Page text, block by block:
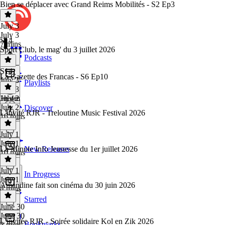
Podcasts
Playlists
Discover
New Releases
In Progress
Starred
Bien se déplacer avec Grand Reims Mobilités - S2 Ep3
July 3
July 3
7 mins
S14
Sport Club, le mag' du 3 juillet 2026
S14·
July 3
July 3
1h 4m
La Gazette des Francas - S6 Ep10
July 2
July 2
16 mins
L'invité RJR - Treloutine Music Festival 2026
July 1
July 1
10 mins
La Minute Info Jeunesse du 1er juillet 2026
July 1
July 1
4 mins
Amandine fait son cinéma du 30 juin 2026
June 30
June 30
L'invitée RJR - Soirée solidaire Kol en Zik 2026